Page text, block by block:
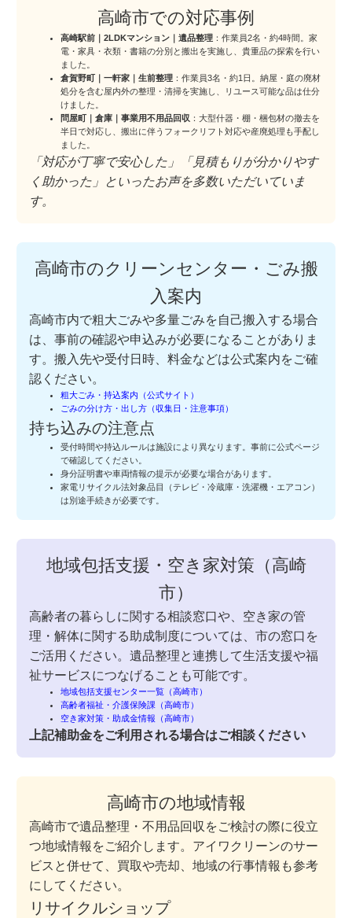
高崎市での対応事例
高崎駅前｜2LDKマンション｜遺品整理 ：作業員2名・約4時間。家
電・家具・衣類・書籍の分別と搬出を実施し、貴重品の探索を行い
ました。
倉賀野町｜一軒家｜生前整理 ：作業員3名・約1日。納屋・庭の廃材
処分を含む屋内外の整理・清掃を実施し、リユース可能な品は仕分
けました。
問屋町｜倉庫｜事業用不用品回収 ：大型什器・棚・梱包材の撤去を
半日で対応し、搬出に伴うフォークリフト対応や産廃処理も手配し
ました。
「対応が丁寧で安心した」「見積もりが分かりやす
く助かった」といったお声を多数いただいていま
す。
高崎市のクリーンセンター・ごみ搬
入案内
高崎市内で粗大ごみや多量ごみを自己搬入する場合
は、事前の確認や申込みが必要になることがありま
す。搬入先や受付日時、料金などは公式案内をご確
認ください。
粗大ごみ・持込案内（公式サイト）
ごみの分け方・出し方（収集日・注意事項）
持ち込みの注意点
受付時間や持込ルールは施設により異なります。事前に公式ページ
で確認してください。
身分証明書や車両情報の提示が必要な場合があります。
家電リサイクル法対象品目（テレビ・冷蔵庫・洗濯機・エアコン）
は別途手続きが必要です。
地域包括支援・空き家対策（高崎
市）
高齢者の暮らしに関する相談窓口や、空き家の管
理・解体に関する助成制度については、市の窓口を
ご活用ください。遺品整理と連携して生活支援や福
祉サービスにつなげることも可能です。
地域包括支援センター一覧（高崎市）
高齢者福祉・介護保険課（高崎市）
空き家対策・助成金情報（高崎市）
上記補助金をご利用される場合はご相談ください
高崎市の地域情報
高崎市で遺品整理・不用品回収をご検討の際に役立
つ地域情報をご紹介します。アイワクリーンのサー
ビスと併せて、買取や売却、地域の行事情報も参考
にしてください。
リサイクルショップ